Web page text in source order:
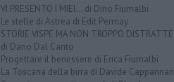
VI PRESENTO I MIEI... di Dino Fiumalbi
Le stelle di Astrea di Edit Permay
STORIE VISPE MA NON TROPPO DISTRATTE
di Dario Dal Canto
Progettare il benessere di Erica Fiumalbi
La Toscana della birra di Davide Cappannari